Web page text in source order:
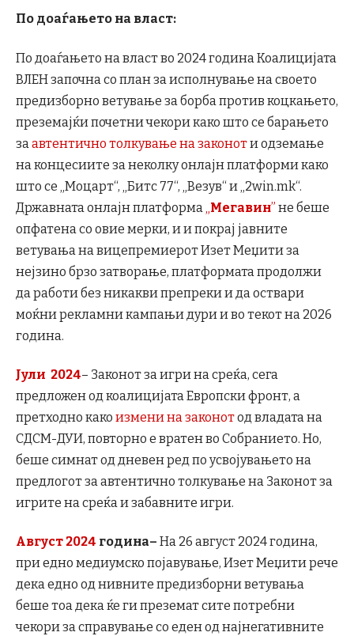
По доаѓањето на власт:
По доаѓањето на власт во 2024 година Коалицијата
ВЛЕН започна со план за исполнување на своето
предизборно ветување за борба против коцкањето,
преземајќи почетни чекори како што се барањето
за автентично толкување на законоти одземање
на концесиите за неколку онлајн платформи како
што се „Moцарт“, „Битс 77“, „Везув“ и „2win.mk“.
Државната онлајн платформа Meгавин” не беше
опфатена со овие мерки, и и покрај јавните
ветувања на вицепремиерот Изет Меџити за
нејзино брзо затворање, платформата продолжи
да работи без никакви препреки и да оствари
моќни рекламни кампањи дури и во текот на 2026
година.
Јули 2024– Законот за игри на среќа, сега
предложен од коалицијата Европски фронт, а
претходно како измени на законотод владата на
СДСМ-ДУИ, повторно е вратен во Собранието. Но,
беше симнат од дневен ред по усвојувањето на
предлогот за автентично толкување на Законот за
игрите на среќа и забавните игри.
Август 2024 година– На 26 август 2024 година,
при едно медиумско појавување, Изет Меџити рече
дека едно од нивните предизборни ветувања
беше тоа дека ќе ги преземат сите потребни
чекори за справување со еден од најнегативните